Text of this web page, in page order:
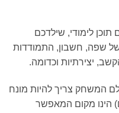
לימודי, שילדכם
שפה, חשבון, התמודדות
יצירתיות וכדומה.
המשחק צריך להיות מונח
הינו מקום המאפשר